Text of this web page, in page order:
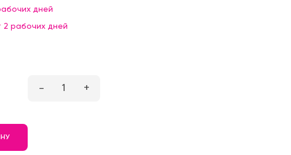
дней
2 рабочих дней
– 1 +